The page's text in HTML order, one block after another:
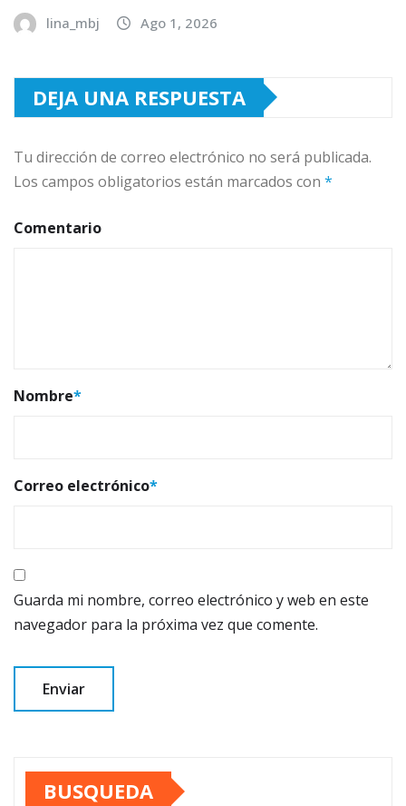
lina_mbj Ago 1, 2026
DEJA UNA RESPUESTA
Tu dirección de correo electrónico no será publicada.
Los campos obligatorios están marcados con *
Comentario
Nombre*
Correo electrónico*
Guarda mi nombre, correo electrónico y web en este
navegador para la próxima vez que comente.
BUSQUEDA